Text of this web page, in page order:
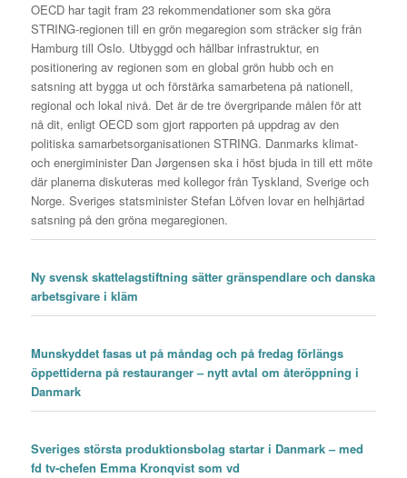
OECD har tagit fram 23 rekommendationer som ska göra
STRING-regionen till en grön megaregion som sträcker sig från
Hamburg till Oslo. Utbyggd och hållbar infrastruktur, en
positionering av regionen som en global grön hubb och en
satsning att bygga ut och förstärka samarbetena på nationell,
regional och lokal nivå. Det är de tre övergripande målen för att
nå dit, enligt OECD som gjort rapporten på uppdrag av den
politiska samarbetsorganisationen STRING. Danmarks klimat-
och energiminister Dan Jørgensen ska i höst bjuda in till ett möte
där planerna diskuteras med kollegor från Tyskland, Sverige och
Norge. Sveriges statsminister Stefan Löfven lovar en helhjärtad
satsning på den gröna megaregionen.
Ny svensk skattelagstiftning sätter gränspendlare och danska
arbetsgivare i kläm
Munskyddet fasas ut på måndag och på fredag förlängs
öppettiderna på restauranger – nytt avtal om återöppning i
Danmark
Sveriges största produktionsbolag startar i Danmark – med
fd tv-chefen Emma Kronqvist som vd